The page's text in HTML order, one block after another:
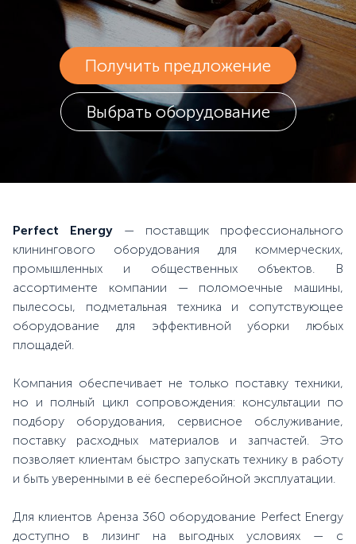
Получить предложение
Выбрать оборудование
Perfect Energy — поставщик профессионального
клинингового оборудования для коммерческих,
промышленных и общественных объектов. В
ассортименте компании — поломоечные машины,
пылесосы, подметальная техника и сопутствующее
оборудование для эффективной уборки любых
площадей.
Компания обеспечивает не только поставку техники,
но и полный цикл сопровождения: консультации по
подбору оборудования, сервисное обслуживание,
поставку расходных материалов и запчастей. Это
позволяет клиентам быстро запускать технику в работу
и быть уверенными в её бесперебойной эксплуатации.
Для клиентов Аренза 360 оборудование Perfect Energy
доступно в лизинг на выгодных условиях — с